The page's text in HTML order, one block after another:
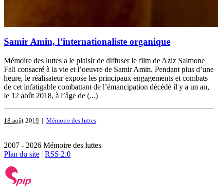
Samir Amin, l’internationaliste organique
Mémoire des luttes a le plaisir de diffuser le film de Aziz Salmone
Fall consacré à la vie et l’oeuvre de Samir Amin. Pendant plus d’une
heure, le réalisateur expose les principaux engagements et combats
de cet infatigable combattant de l’émancipation décédé il y a un an,
le 12 août 2018, à l’âge de (...)
18 août 2019 | Mémoire des luttes
2007 - 2026 Mémoire des luttes
Plan du site | RSS 2.0